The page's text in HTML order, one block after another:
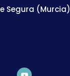
Segura (Murcia)